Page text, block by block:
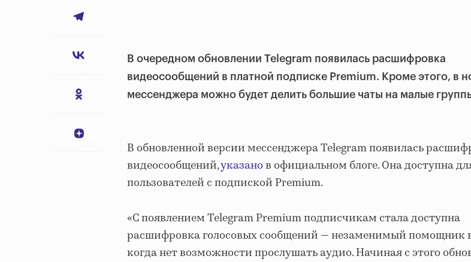
В очередном обновлении Telegram появилась расшифровка
видеосообщений в платной подписке Premium. Кроме этого, в
мессенджера можно будет делить большие чаты на малые
В обновленной версии мессенджера Telegram появилась
видеосообщений,указанов официальном блоге. Она доступна
пользователей с подпиской Premium.
«С появлением Telegram Premium подписчикам стала доступна
расшифровка голосовых сообщений — незаменимый помощник
когда нет возможности прослушать аудио. Начиная с этого